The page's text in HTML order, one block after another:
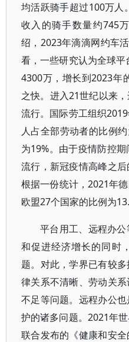
均活跃骑手超过100万人
收入的骑手数量约745
绍，2023年滴滴网约车
看，一些研究认为全球
4300万，增长到2023年
之快。进入21世纪以来
流行。国际劳工组织
人占全部劳动者的比例
为19%。由于疫情防控
流行，新冠疫情高峰之后
根据一份统计，2021年
欧盟27个国家的比例为
平台用工、远程办
和促进经济增长的同时
题。对此，学界已有较
律关系不清晰、劳动关
不足等问题。远程办公
护的诸多问题。2021年
联合发布的《健康和安